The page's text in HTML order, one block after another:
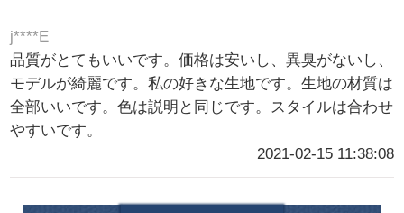
j****E
品質がとてもいいです。価格は安いし、異臭がないし、
モデルが綺麗です。私の好きな生地です。生地の材質は
全部いいです。色は説明と同じです。スタイルは合わせ
やすいです。
2021-02-15 11:38:08